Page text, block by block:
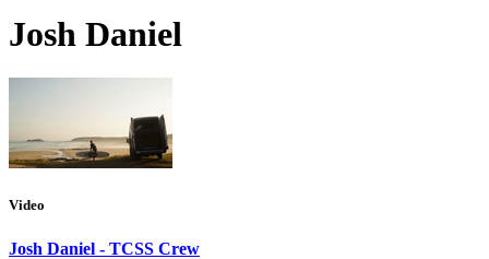
Josh Daniel
Video
Josh Daniel - TCSS Crew